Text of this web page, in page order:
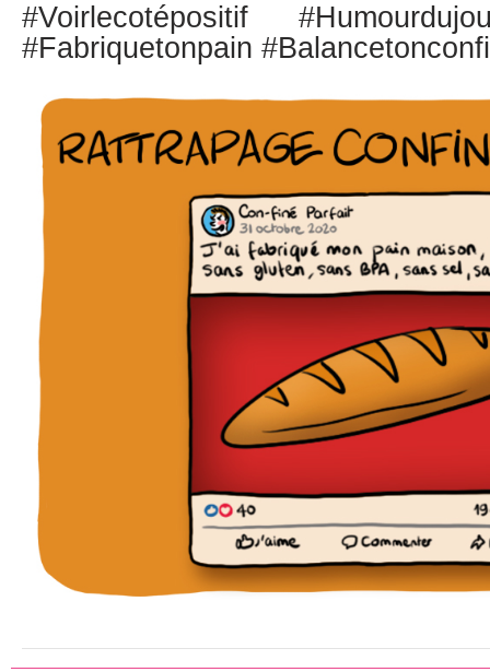
#Voirlecotépositif
#Fabriquetonpain